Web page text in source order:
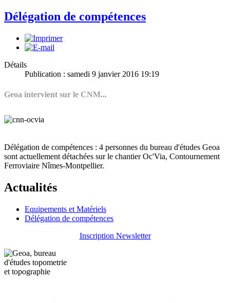
Délégation de compétences
Détails
Publication : samedi 9 janvier 2016 19:19
Geoa intervient sur le CNM...
Délégation de compétences : 4 personnes du bureau d'études Geoa
sont actuellement détachées sur le chantier Oc'Via, Contournement
Ferroviaire Nîmes-Montpellier.
Actualités
Equipements et Matériels
Délégation de compétences
Inscription Newsletter